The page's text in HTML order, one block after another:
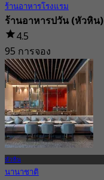
ร้านอาหารโรงแรม
ร้านอาหารปวัน (หัวหิน)
4.5
95 การจอง
จาก฿ 416.66
หัวหิน
นานาชาติ